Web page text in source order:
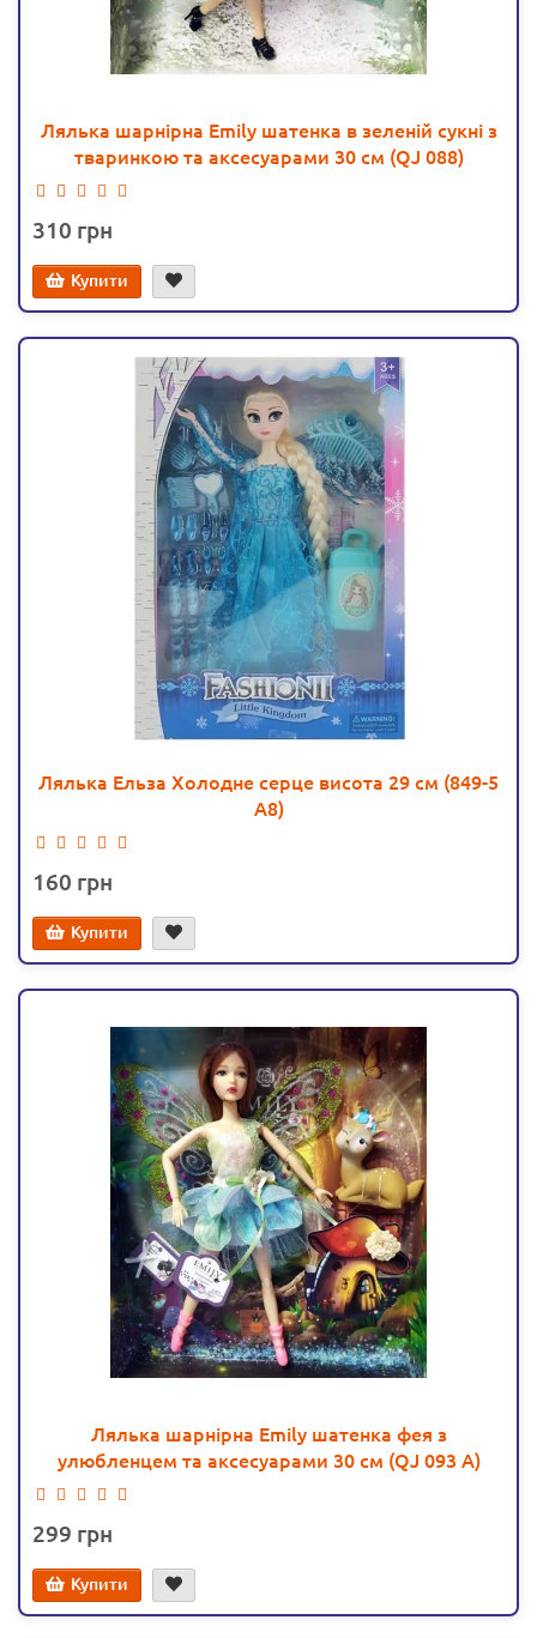
Лялька шарнірна Emily шатенка в зеленій сукні з
тваринкою та аксесуарами 30 см (QJ 088)
310
Купити
Лялька Ельза Холодне серце висота 29 см (849-5
A8)
160
Купити
Лялька шарнірна Emily шатенка фея з
улюбленцем та аксесуарами 30 см (QJ 093 A)
299
Купити